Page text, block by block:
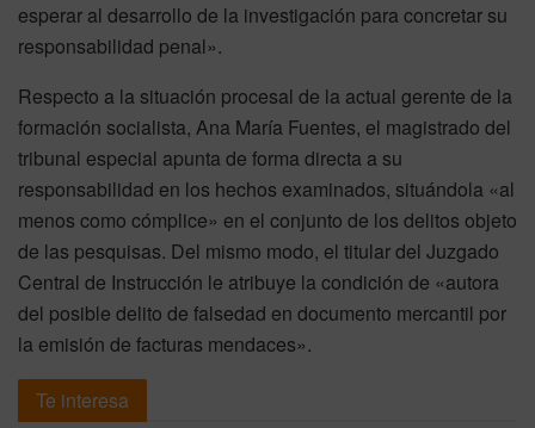
esperar al desarrollo de la investigación para concretar su
responsabilidad penal».
Respecto a la situación procesal de la actual gerente de la
formación socialista, Ana María Fuentes, el magistrado del
tribunal especial apunta de forma directa a su
responsabilidad en los hechos examinados, situándola «al
menos como cómplice» en el conjunto de los delitos objeto
de las pesquisas. Del mismo modo, el titular del Juzgado
Central de Instrucción le atribuye la condición de «autora
del posible delito de falsedad en documento mercantil por
la emisión de facturas mendaces».
Te interesa